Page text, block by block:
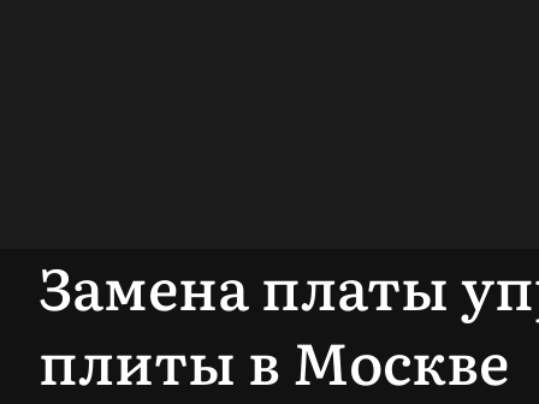
Замена платы
плиты в Москве